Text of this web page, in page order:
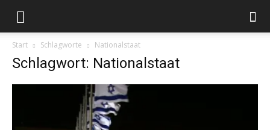
Start Schlagworte Nationalstaat
Schlagwort: Nationalstaat